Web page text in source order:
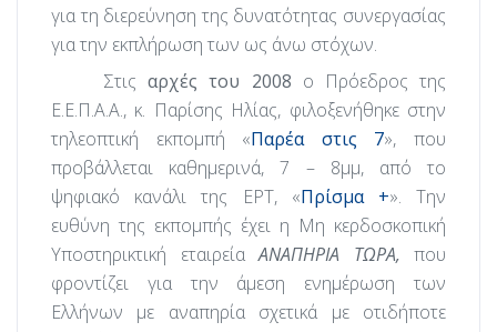
για τη διερεύνηση της δυνατότητας συνεργασίας
για την εκπλήρωση των ως άνω στόχων.
Στιςαρχές του 2008 ο Πρόεδρος της
Ε.Ε.Π.Α.Α., κ. Παρίσης Ηλίας, φιλοξενήθηκε στην
τηλεοπτική εκπομπή «Παρέα στις 7», που
προβάλλεται καθημερινά, 7 – 8μμ, από το
ψηφιακό κανάλι της ΕΡΤ, «Πρίσμα +». Την
ευθύνη της εκπομπής έχει η Μη κερδοσκοπική
Υποστηρικτική εταιρείαΑΝΑΠΗΡΙΑ ΤΩΡΑ, που
φροντίζει για την άμεση ενημέρωση των
Ελλήνων με αναπηρία σχετικά με οτιδήποτε